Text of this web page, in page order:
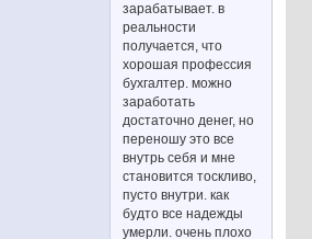
зарабатывает. в
реальности
получается, что
хорошая профессия
бухгалтер. можно
заработать
достаточно денег, но
переношу это все
внутрь себя и мне
становится тоскливо,
пусто внутри. как
будто все надежды
умерли. очень плохо